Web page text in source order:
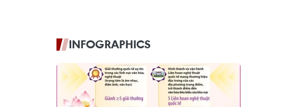
INFOGRAPHICS